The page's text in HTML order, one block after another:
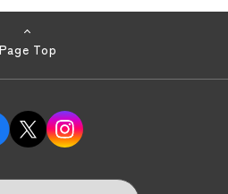
Page Top